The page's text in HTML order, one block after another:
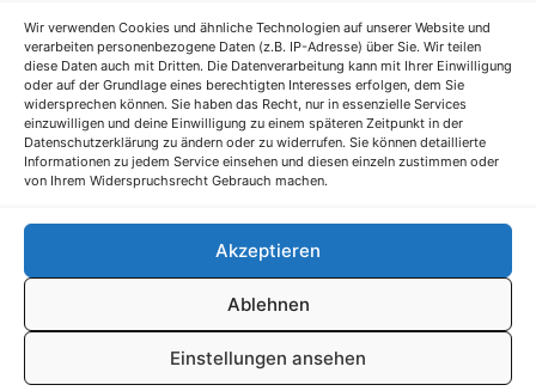
Wir verwenden Cookies und ähnliche Technologien auf unserer Website und
verarbeiten personenbezogene Daten (z.B. IP-Adresse) über Sie. Wir teilen
diese Daten auch mit Dritten. Die Datenverarbeitung kann mit Ihrer Einwilligung
oder auf der Grundlage eines berechtigten Interesses erfolgen, dem Sie
widersprechen können. Sie haben das Recht, nur in essenzielle Services
einzuwilligen und deine Einwilligung zu einem späteren Zeitpunkt in der
Datenschutzerklärung zu ändern oder zu widerrufen. Sie können detaillierte
Informationen zu jedem Service einsehen und diesen einzeln zustimmen oder
von Ihrem Widerspruchsrecht Gebrauch machen.
Akzeptieren
Ablehnen
Einstellungen ansehen
Ihren Sparkassenberater.
S-Vorteilspartner
Impressum
Datenschutzhinweise
AGB
Erklärung zur Barrierefreiheit
© S-Markt & Mehrwert, 2025